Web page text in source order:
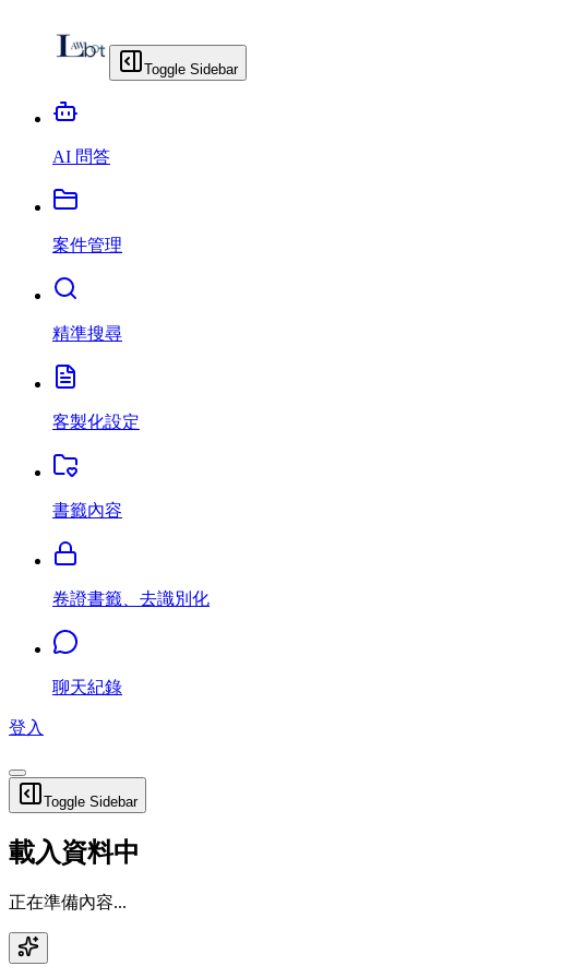
Toggle Sidebar
AI 問答
案件管理
精準搜尋
客製化設定
書籤內容
卷證書籤、去識別化
聊天紀錄
登入
Toggle Sidebar
載入資料中
正在準備內容...